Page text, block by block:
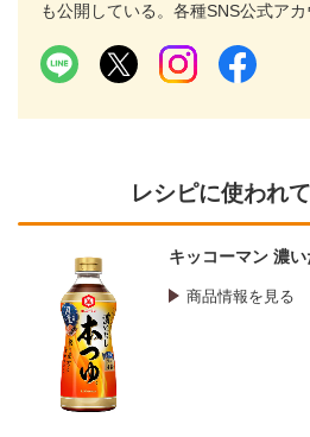
も公開している。各種SNS公式アカ
レシピに使われ
キッコーマン 濃
商品情報を見る